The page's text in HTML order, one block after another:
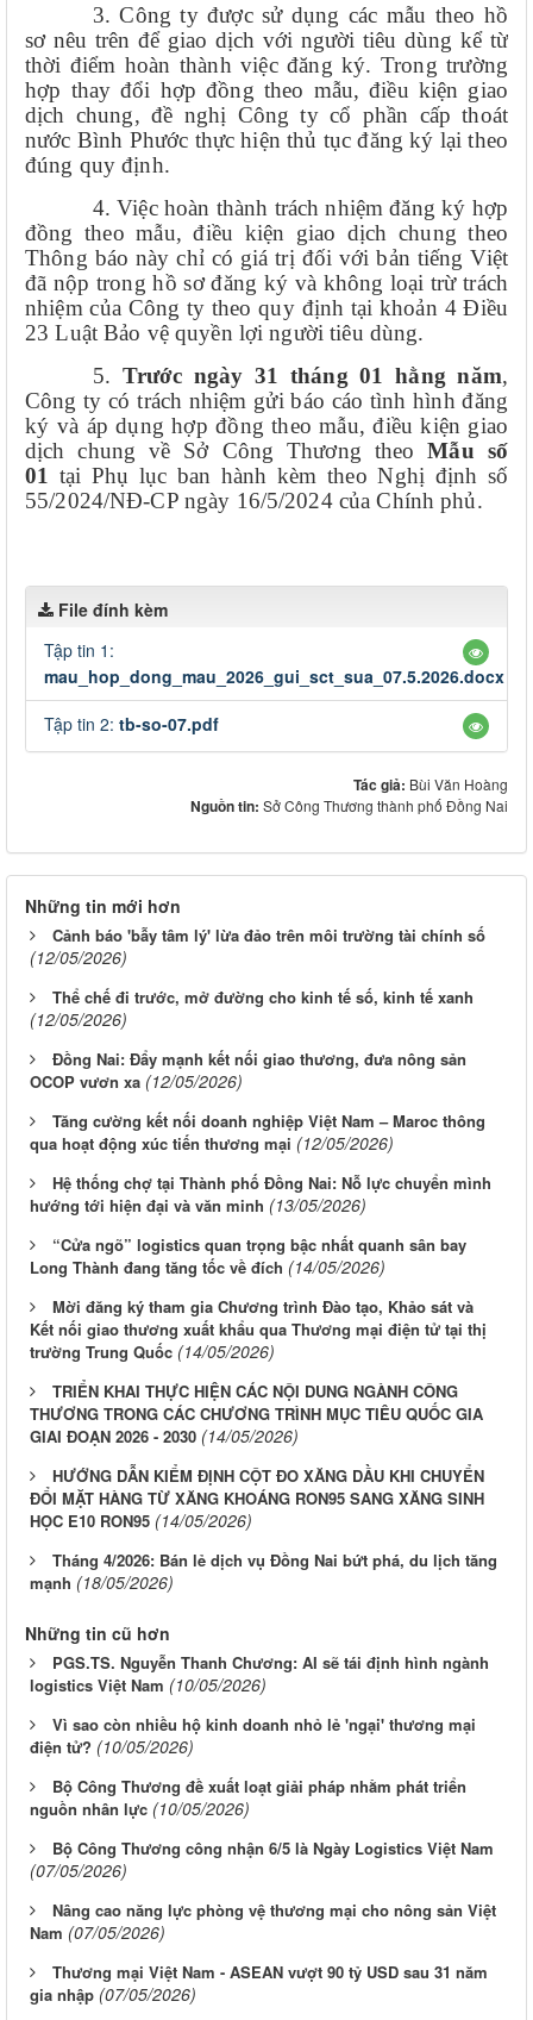
3. Công ty được sử dụng các mẫu theo hồ
sơ nêu trên để giao dịch với người tiêu dùng kể từ
thời điểm hoàn thành việc đăng ký. Trong trường
hợp thay đổi hợp đồng theo mẫu, điều kiện giao
dịch chung, đề nghị Công ty cổ phần cấp thoát
nước Bình Phước thực hiện thủ tục đăng ký lại theo
đúng quy định.
4. Việc hoàn thành trách nhiệm đăng ký hợp
đồng theo mẫu, điều kiện giao dịch chung theo
Thông báo này chỉ có giá trị đối với bản tiếng Việt
đã nộp trong hồ sơ đăng ký và không loại trừ trách
nhiệm của Công ty theo quy định tại khoản 4 Điều
23 Luật Bảo vệ quyền lợi người tiêu dùng.
5. Trước ngày 31 tháng 01 hằng năm,
Công ty có trách nhiệm gửi báo cáo tình hình đăng
ký và áp dụng hợp đồng theo mẫu, điều kiện giao
dịch chung về Sở Công Thương theoMẫu số
01 tại Phụ lục ban hành kèm theo Nghị định số
55/2024/NĐ-CP ngày 16/5/2024 của Chính phủ.
File đính kèm
Tập tin 1:
mau_hop_dong_mau_2026_gui_sct_sua_07.5.2026.docx
Tập tin 2: tb-so-07.pdf
Tác giả: Bùi Văn Hoàng
Nguồn tin: Sở Công Thương thành phố Đồng Nai
Những tin mới hơn
Cảnh báo 'bẫy tâm lý' lừa đảo trên môi trường tài chính số
(12/05/2026)
Thể chế đi trước, mở đường cho kinh tế số, kinh tế xanh
(12/05/2026)
Đồng Nai: Đẩy mạnh kết nối giao thương, đưa nông sản
OCOP vươn xa (12/05/2026)
Tăng cường kết nối doanh nghiệp Việt Nam – Maroc thông
qua hoạt động xúc tiến thương mại (12/05/2026)
Hệ thống chợ tại Thành phố Đồng Nai: Nỗ lực chuyển mình
hướng tới hiện đại và văn minh (13/05/2026)
“Cửa ngõ” logistics quan trọng bậc nhất quanh sân bay
Long Thành đang tăng tốc về đích (14/05/2026)
Mời đăng ký tham gia Chương trình Đào tạo, Khảo sát và
Kết nối giao thương xuất khẩu qua Thương mại điện tử tại thị
trường Trung Quốc (14/05/2026)
TRIỂN KHAI THỰC HIỆN CÁC NỘI DUNG NGÀNH CÔNG
THƯƠNG TRONG CÁC CHƯƠNG TRÌNH MỤC TIÊU QUỐC GIA
GIAI ĐOẠN 2026 - 2030 (14/05/2026)
HƯỚNG DẪN KIỂM ĐỊNH CỘT ĐO XĂNG DẦU KHI CHUYỂN
ĐỔI MẶT HÀNG TỪ XĂNG KHOÁNG RON95 SANG XĂNG SINH
HỌC E10 RON95 (14/05/2026)
Tháng 4/2026: Bán lẻ dịch vụ Đồng Nai bứt phá, du lịch tăng
mạnh (18/05/2026)
Những tin cũ hơn
PGS.TS. Nguyễn Thanh Chương: AI sẽ tái định hình ngành
logistics Việt Nam (10/05/2026)
Vì sao còn nhiều hộ kinh doanh nhỏ lẻ 'ngại' thương mại
điện tử? (10/05/2026)
Bộ Công Thương đề xuất loạt giải pháp nhằm phát triển
nguồn nhân lực (10/05/2026)
Bộ Công Thương công nhận 6/5 là Ngày Logistics Việt Nam
(07/05/2026)
Nâng cao năng lực phòng vệ thương mại cho nông sản Việt
Nam (07/05/2026)
Thương mại Việt Nam - ASEAN vượt 90 tỷ USD sau 31 năm
gia nhập (07/05/2026)